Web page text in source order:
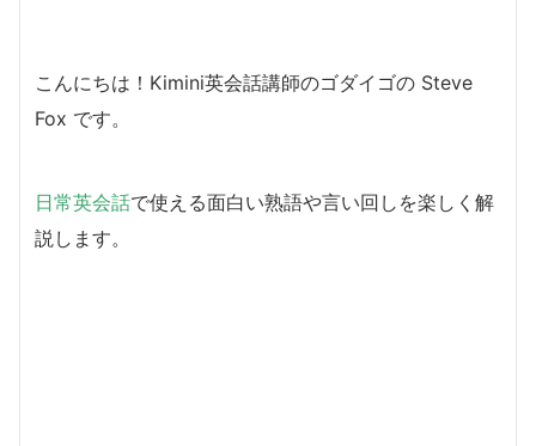
こんにちは！Kimini英会話講師のゴダイゴの Steve
Fox です。
日常英会話で使える面白い熟語や言い回しを楽しく解
説します。